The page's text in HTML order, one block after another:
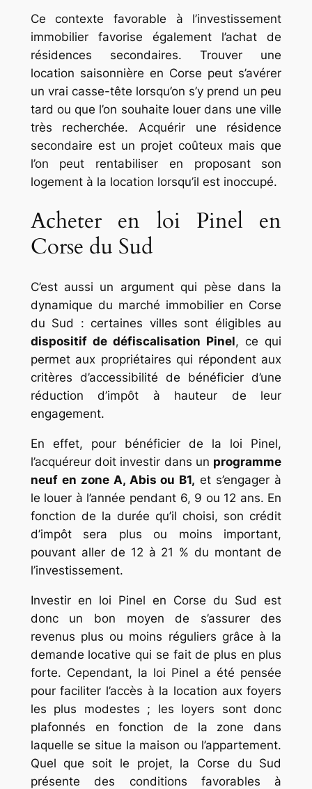
Ce contexte favorable à l’investissement
immobilier favorise également l’achat de
résidences secondaires. Trouver une
location saisonnière en Corse peut s’avérer
un vrai casse-tête lorsqu’on s’y prend un peu
tard ou que l’on souhaite louer dans une ville
très recherchée. Acquérir une résidence
secondaire est un projet coûteux mais que
l’on peut rentabiliser en proposant son
logement à la location lorsqu’il est inoccupé.
Acheter en loi Pinel en
Corse du Sud
C’est aussi un argument qui pèse dans la
dynamique du marché immobilier en Corse
du Sud : certaines villes sont éligibles au
dispositif de défiscalisation Pinel, ce qui
permet aux propriétaires qui répondent aux
critères d’accessibilité de bénéficier d’une
réduction d’impôt à hauteur de leur
engagement.
En effet, pour bénéficier de la loi Pinel,
l’acquéreur doit investir dans un programme
neuf en zone A, Abis ou B1, et s’engager à
le louer à l’année pendant 6, 9 ou 12 ans. En
fonction de la durée qu’il choisi, son crédit
d’impôt sera plus ou moins important,
pouvant aller de 12 à 21 % du montant de
l’investissement.
Investir en loi Pinel en Corse du Sud est
donc un bon moyen de s’assurer des
revenus plus ou moins réguliers grâce à la
demande locative qui se fait de plus en plus
forte. Cependant, la loi Pinel a été pensée
pour faciliter l’accès à la location aux foyers
les plus modestes ; les loyers sont donc
plafonnés en fonction de la zone dans
laquelle se situe la maison ou l’appartement.
Quel que soit le projet, la Corse du Sud
présente des conditions favorables à